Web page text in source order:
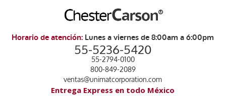
Horario de atención: Lunes a viernes de 8:00am a 6:00pm
55-5236-5420
55-2794-0100
800-849-2089
ventas@unimatcorporation.com
Entrega Express en todo México